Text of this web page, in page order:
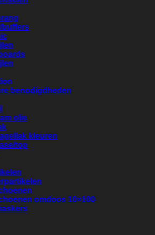
buffers
benodigdheden
olie
kleuren
top
omdoos 10×100